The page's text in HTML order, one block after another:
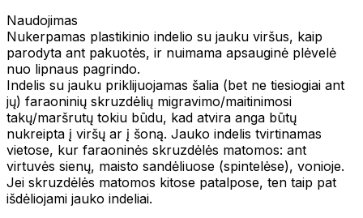
Naudojimas
Nukerpamas plastikinio indelio su jauku viršus, kaip
parodyta ant pakuotės, ir nuimama apsauginė plėvelė
nuo lipnaus pagrindo.
Indelis su jauku priklijuojamas šalia (bet ne tiesiogiai ant
jų) faraoninių skruzdėlių migravimo/maitinimosi
takų/maršrutų tokiu būdu, kad atvira anga būtų
nukreipta į viršų ar į šoną. Jauko indelis tvirtinamas
vietose, kur faraoninės skruzdėlės matomos: ant
virtuvės sienų, maisto sandėliuose (spintelėse), vonioje.
Jei skruzdėlės matomos kitose patalpose, ten taip pat
išdėliojami jauko indeliai.